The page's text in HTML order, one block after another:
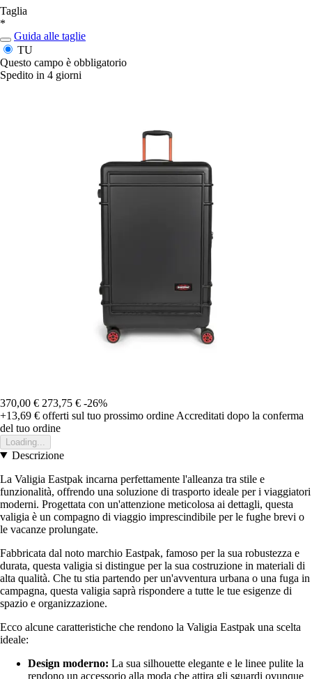
Taglia
*
Guida alle taglie
TU
Questo campo è obbligatorio
Spedito in 4 giorni
370,00 € 273,75 € -26%
+13,69 € offerti sul tuo prossimo ordine Accreditati dopo la conferma
del tuo ordine
Loading...
Descrizione
La Valigia Eastpak incarna perfettamente l'alleanza tra stile e
funzionalità, offrendo una soluzione di trasporto ideale per i viaggiatori
moderni. Progettata con un'attenzione meticolosa ai dettagli, questa
valigia è un compagno di viaggio imprescindibile per le fughe brevi o
le vacanze prolungate.
Fabbricata dal noto marchio Eastpak, famoso per la sua robustezza e
durata, questa valigia si distingue per la sua costruzione in materiali di
alta qualità. Che tu stia partendo per un'avventura urbana o una fuga in
campagna, questa valigia saprà rispondere a tutte le tue esigenze di
spazio e organizzazione.
Ecco alcune caratteristiche che rendono la Valigia Eastpak una scelta
ideale:
Design moderno: La sua silhouette elegante e le linee pulite la
rendono un accessorio alla moda che attira gli sguardi ovunque